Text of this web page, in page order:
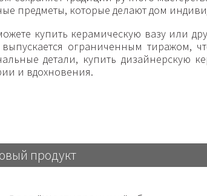
предметы, которые делают дом
купить керамическую вазу или
ограниченным тиражом,
детали, купить дизайнерскую
и вдохновения.
продукт